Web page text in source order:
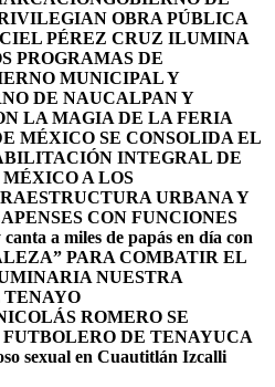
OBRA PÚBLICA
PÉREZ CRUZ ILUMINA
PROGRAMAS DE
MUNICIPAL Y
DE NAUCALPAN Y
LA MAGIA DE LA FERIA
MÉXICO SE CONSOLIDA EL
INTEGRAL DE
A LOS
URBANA Y
CON FUNCIONES
a miles de papás en día con
PARA COMBATIR EL
NUESTRA
ROMERO SE
DE TENAYUCA
sexual en Cuautitlán Izcalli